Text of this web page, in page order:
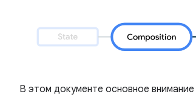
В этом документе основное